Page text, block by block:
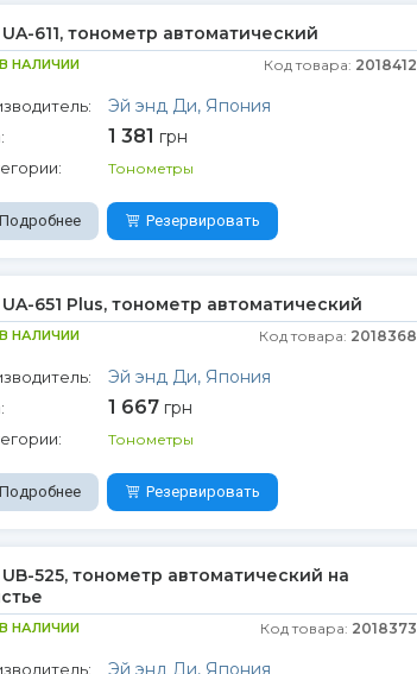
UA-611, тонометр автоматический
НАЛИЧИИ Код товара: 2018412
Эй энд Ди, Япония
1 381 грн
Тонометры
Подробнее Резервировать
UA-651 Plus, тонометр автоматический
НАЛИЧИИ Код товара: 2018368
Эй энд Ди, Япония
1 667грн
Тонометры
Подробнее Резервировать
UB-525, тонометр автоматический на
НАЛИЧИИ Код товара: 2018373
Эй энд Ди, Япония